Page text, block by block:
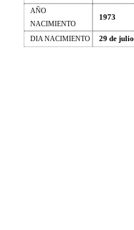
AÑO
NACIMIENTO
1973
DIA NACIMIENTO 29 de julio